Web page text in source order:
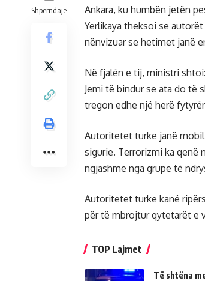
Shpërndaje
Ankara, ku humbën jetën
Yerlikaya theksoi se
nënvizuar se hetimet janë
Në fjalën e tij, ministri
Jemi të bindur se ata do të
tregon edhe një herë
Autoritetet turke janë
sigurie. Terrorizmi ka qenë
ngjashme nga grupe të
Autoritetet turke kanë
për të mbrojtur qytetarët e
TOP Lajmet
Të shtëna